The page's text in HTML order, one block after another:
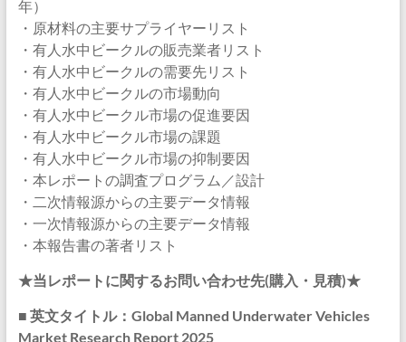
年）
・原材料の主要サプライヤーリスト
・有人水中ビークルの販売業者リスト
・有人水中ビークルの需要先リスト
・有人水中ビークルの市場動向
・有人水中ビークル市場の促進要因
・有人水中ビークル市場の課題
・有人水中ビークル市場の抑制要因
・本レポートの調査プログラム／設計
・二次情報源からの主要データ情報
・一次情報源からの主要データ情報
・本報告書の著者リスト
★当レポートに関するお問い合わせ先(購入・見積)★
■ 英文タイトル：Global Manned Underwater Vehicles
Market Research Report 2025